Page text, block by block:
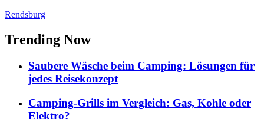
Rendsburg
Trending Now
Saubere Wäsche beim Camping: Lösungen für
jedes Reisekonzept
Camping-Grills im Vergleich: Gas, Kohle oder
Elektro?